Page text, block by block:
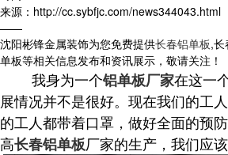
来源：http://cc.sybfjc.com/news344043.html
——
沈阳彬锋金属装饰为您免费提供长春铝单板,
单板等相关信息发布和资讯展示，敬请关注！
我身为一个铝单板厂家在这一
展情况并不是很好。现在我们的工
的工人都带着口罩，做好全面的预
高长春铝单板厂家的生产，我们应